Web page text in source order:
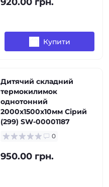
Купити
Дитячий складний
термокилимок
однотонний
2000х1500х10мм Сірий
(299) SW-00001187
0
950.00 грн.